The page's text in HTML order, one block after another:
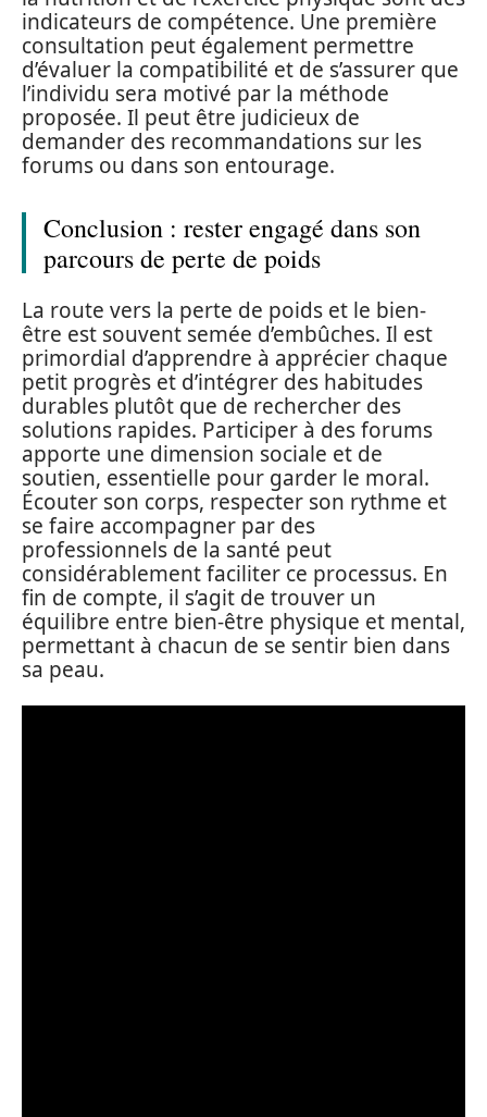
indicateurs de compétence. Une première
consultation peut également permettre
d’évaluer la compatibilité et de s’assurer que
l’individu sera motivé par la méthode
proposée. Il peut être judicieux de
demander des recommandations sur les
forums ou dans son entourage.
Conclusion : rester engagé dans son
parcours de perte de poids
La route vers la perte de poids et le bien-
être est souvent semée d’embûches. Il est
primordial d’apprendre à apprécier chaque
petit progrès et d’intégrer des habitudes
durables plutôt que de rechercher des
solutions rapides. Participer à des forums
apporte une dimension sociale et de
soutien, essentielle pour garder le moral.
Écouter son corps, respecter son rythme et
se faire accompagner par des
professionnels de la santé peut
considérablement faciliter ce processus. En
fin de compte, il s’agit de trouver un
équilibre entre bien-être physique et mental,
permettant à chacun de se sentir bien dans
sa peau.